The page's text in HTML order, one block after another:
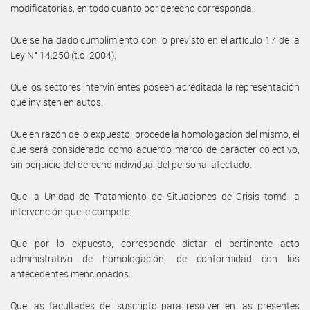
modificatorias, en todo cuanto por derecho corresponda.
Que se ha dado cumplimiento con lo previsto en el artículo 17 de la
Ley N° 14.250 (t.o. 2004).
Que los sectores intervinientes poseen acreditada la representación
que invisten en autos.
Que en razón de lo expuesto, procede la homologación del mismo, el
que será considerado como acuerdo marco de carácter colectivo,
sin perjuicio del derecho individual del personal afectado.
Que la Unidad de Tratamiento de Situaciones de Crisis tomó la
intervención que le compete.
Que por lo expuesto, corresponde dictar el pertinente acto
administrativo de homologación, de conformidad con los
antecedentes mencionados.
Que las facultades del suscripto para resolver en las presentes